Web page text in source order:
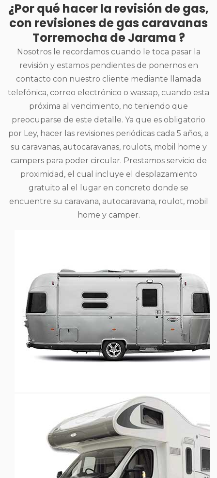
¿Por qué hacer la revisión de gas,
con revisiones de gas caravanas
Torremocha de Jarama ?
Nosotros le recordamos cuando le toca pasar la
revisión y estamos pendientes de ponernos en
contacto con nuestro cliente mediante llamada
telefónica, correo electrónico o wassap, cuando esta
próxima al vencimiento, no teniendo que
preocuparse de este detalle. Ya que es obligatorio
por Ley, hacer las revisiones periódicas cada 5 años, a
su caravanas, autocaravanas, roulots, mobil home y
campers para poder circular. Prestamos servicio de
proximidad, el cual incluye el desplazamiento
gratuito al el lugar en concreto donde se
encuentre su caravana, autocaravana, roulot, mobil
home y camper.